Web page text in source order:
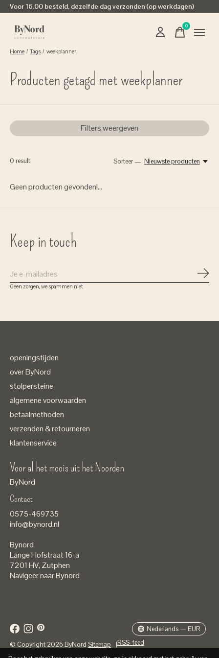
Voor 16.00 besteld, dezelfde dag verzonden (op werkdagen)
0items
Home / Tags / weekplanner
Producten getagd met weekplanner
Filters weergeven
0 result Sorteer — Nieuwste producten
Geen producten gevonden!...
Keep in touch
Geen zorgen, we spammen niet
openingstijden
over ByNord
stolpersteine
algemene voorwaarden
betaalmethoden
verzenden & retourneren
klantenservice
Voor al het moois uit het Noorden
ByNord
Contact
0575-469735
info@bynord.nl
Bynord
Lange Hofstraat 16-a
7201 HV, Zutphen
Navigeer naar Bynord
© Copyright 2026 ByNord Sitemap |RSS-feed
Nederlands — EUR